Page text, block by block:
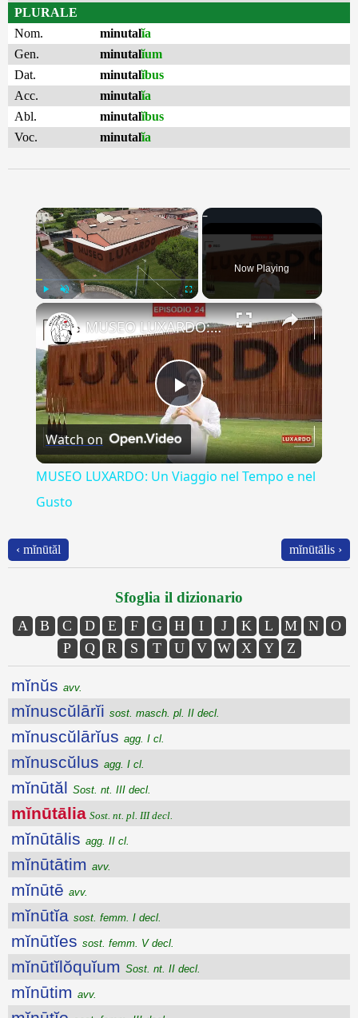
PLURALE
Nom.
minutalĭa
Gen.
minutalĭum
Dat.
minutalĭbus
Acc.
minutalĭa
Abl.
minutalĭbus
Voc.
minutalĭa
×
Fullscreen
Now Playing
×
Play
Video
MUSEO LUXARDO: Un Viaggio nel Tempo e nel Gusto
Watch on
MUSEO LUXARDO: Un Viaggio nel Tempo e nel
Gusto
‹ mĭnūtăl mĭnūtālis ›
Sfoglia il dizionario
A B C D E F G H I J K L M N
O
P
Q R S T U V W X Y Z
mĭnŭs avv.
mĭnuscŭlārĭi sost. masch. pl. II decl.
mĭnuscŭlārĭus agg. I cl.
mĭnuscŭlus agg. I cl.
mĭnūtăl Sost. nt. III decl.
mĭnūtālia Sost. nt. pl. III decl.
mĭnūtālis agg. II cl.
mĭnūtātim avv.
mĭnūtē avv.
mĭnūtĭa sost. femm. I decl.
mĭnūtĭes sost. femm. V decl.
mĭnūtĭlŏquĭum Sost. nt. II decl.
mĭnūtim avv.